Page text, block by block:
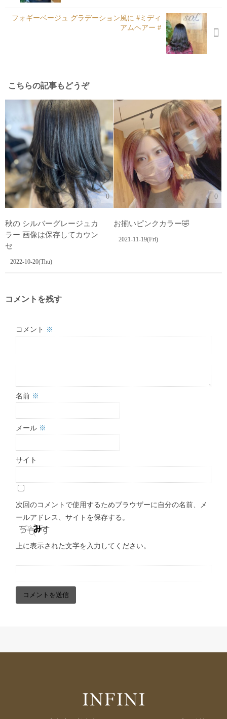
フォギーベージュ グラデーション風に #ミディ
アムヘアー #
こちらの記事もどうぞ
0
秋の シルバーグレージュカ
ラー️ 画像は保存してカウン
セ
2022-10-20(Thu)
0
お揃いピンクカラー🤣
2021-11-19(Fri)
コメントを残す
コメント ※
名前 ※
メール ※
サイト
次回のコメントで使用するためブラウザーに自分の名前、メ
ールアドレス、サイトを保存する。
上に表示された文字を入力してください。